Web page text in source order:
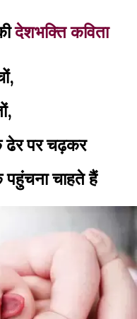
देशभक्ति कविता
ढेर पर चढ़कर
चाहते हैं